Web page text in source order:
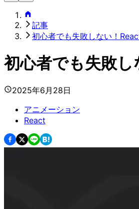
記事
初心者でも失敗しない！
初心者でも失敗
2025年6月28日
アニメーション
React